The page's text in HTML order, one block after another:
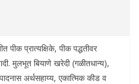
पीक प्रात्यक्षिके, पीक पद्धतीवर
मुलभूत बियाणे खरेदी (गळीतधान्य),
अर्थसहाय्य, एकात्मिक कीड व